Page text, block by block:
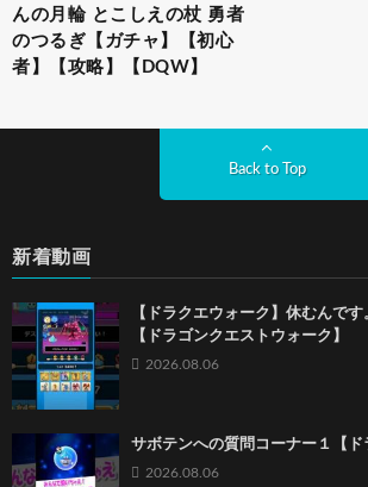
んの月輪 とこしえの杖 勇者
のつるぎ【ガチャ】【初心
者】【攻略】【DQW】
Back to Top
新着動画
【ドラクエウォーク】休むん
【ドラゴンクエストウォーク】
2026.08.06
サボテンへの質問コーナー１【ド
2026.08.06